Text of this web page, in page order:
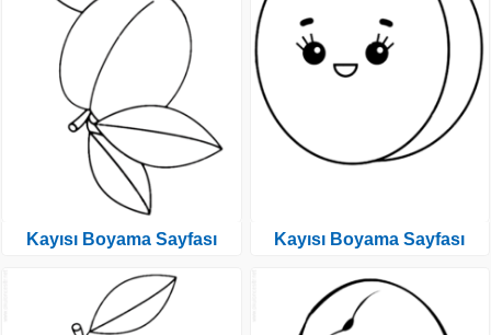
Kayısı Boyama Sayfası Kayısı Boyama Sayfası